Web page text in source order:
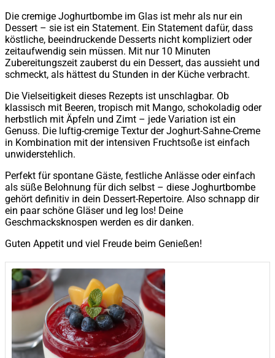
Die cremige Joghurtbombe im Glas ist mehr als nur ein
Dessert – sie ist ein Statement. Ein Statement dafür, dass
köstliche, beeindruckende Desserts nicht kompliziert oder
zeitaufwendig sein müssen. Mit nur 10 Minuten
Zubereitungszeit zauberst du ein Dessert, das aussieht und
schmeckt, als hättest du Stunden in der Küche verbracht.
Die Vielseitigkeit dieses Rezepts ist unschlagbar. Ob
klassisch mit Beeren, tropisch mit Mango, schokoladig oder
herbstlich mit Äpfeln und Zimt – jede Variation ist ein
Genuss. Die luftig-cremige Textur der Joghurt-Sahne-Creme
in Kombination mit der intensiven Fruchtsoße ist einfach
unwiderstehlich.
Perfekt für spontane Gäste, festliche Anlässe oder einfach
als süße Belohnung für dich selbst – diese Joghurtbombe
gehört definitiv in dein Dessert-Repertoire. Also schnapp dir
ein paar schöne Gläser und leg los! Deine
Geschmacksknospen werden es dir danken.
Guten Appetit und viel Freude beim Genießen!